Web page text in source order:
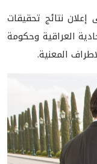
نتائج تحقيقات
العراقية وحكومة
المعنية.